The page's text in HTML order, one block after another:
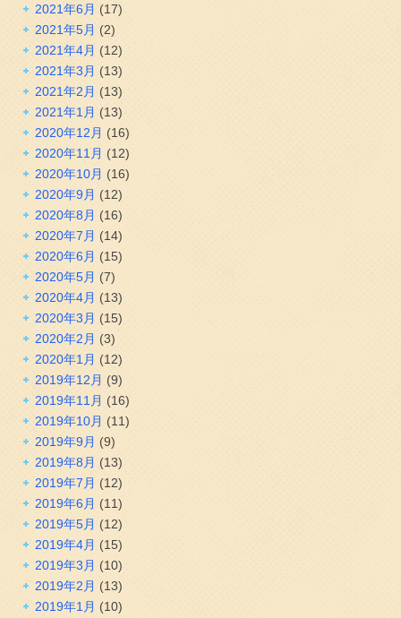
2021年6月 (17)
2021年5月 (2)
2021年4月 (12)
2021年3月 (13)
2021年2月 (13)
2021年1月 (13)
2020年12月 (16)
2020年11月 (12)
2020年10月 (16)
2020年9月 (12)
2020年8月 (16)
2020年7月 (14)
2020年6月 (15)
2020年5月 (7)
2020年4月 (13)
2020年3月 (15)
2020年2月 (3)
2020年1月 (12)
2019年12月 (9)
2019年11月 (16)
2019年10月 (11)
2019年9月 (9)
2019年8月 (13)
2019年7月 (12)
2019年6月 (11)
2019年5月 (12)
2019年4月 (15)
2019年3月 (10)
2019年2月 (13)
2019年1月 (10)